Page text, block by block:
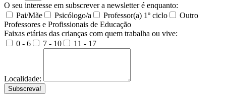
O seu interesse em subscrever a newsletter é enquanto:
Pai/Mãe
Psicólogo/a Professor(a) 1º ciclo
Outro
Professores e Profissionais de Educação
Faixas etárias das crianças com quem trabalha ou vive:
0 - 6
7 - 10 11 - 17
Localidade:
Subscreva!